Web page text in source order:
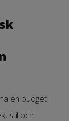
en budget
stil och